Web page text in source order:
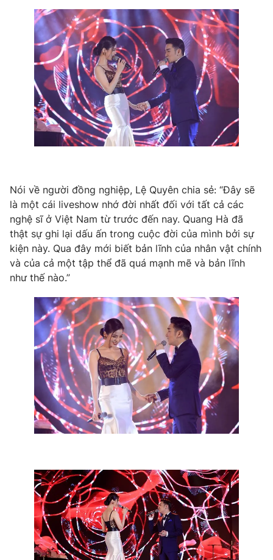
Nói về người đồng nghiệp, Lệ Quyên chia sẻ: “Đây sẽ
là một cái liveshow nhớ đời nhất đối với tất cả các
nghệ sĩ ở Việt Nam từ trước đến nay. Quang Hà đã
thật sự ghi lại dấu ấn trong cuộc đời của mình bởi sự
kiện này. Qua đây mới biết bản lĩnh của nhân vật chính
và của cả một tập thể đã quá mạnh mẽ và bản lĩnh
như thế nào.”